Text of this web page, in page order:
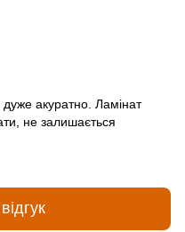
дуже акуратно. Ламінат
не залишається